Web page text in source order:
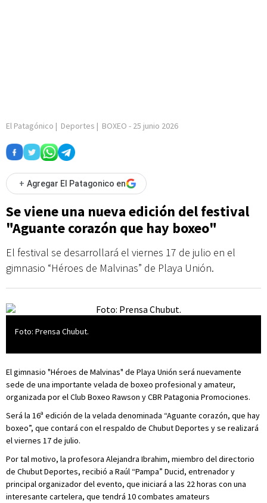
El Patagónico | Deportes | BOXEO - 25 junio 2026
+ Agregar El Patagonico en
Se viene una nueva edición del festival
"Aguante corazón que hay boxeo"
El festival se desarrollará el viernes 17 de julio en el
gimnasio “Héroes de Malvinas” de Playa Unión.
Foto: Prensa Chubut.
El gimnasio "Héroes de Malvinas" de Playa Unión será nuevamente
sede de una importante velada de boxeo profesional y amateur,
organizada por el Club Boxeo Rawson y CBR Patagonia Promociones.
Será la 16ª edición de la velada denominada “Aguante corazón, que hay
boxeo”, que contará con el respaldo de Chubut Deportes y se realizará
el viernes 17 de julio.
Por tal motivo, la profesora Alejandra Ibrahim, miembro del directorio
de Chubut Deportes, recibió a Raúl “Pampa” Ducid, entrenador y
principal organizador del evento, que iniciará a las 22 horas con una
interesante cartelera, que tendrá 10 combates amateurs